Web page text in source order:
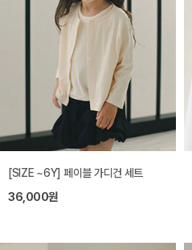
[SIZE ~6Y] 페이블 가디건 세트
36,000원